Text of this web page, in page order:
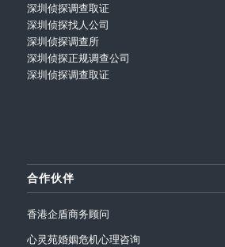
深圳侦探调查取证
深圳侦探找人公司
深圳侦探调查所
深圳侦探正规调查公司
深圳侦探调查取证
合作伙伴
香港企盾商务顾问
心灵苑婚姻危机心理咨询